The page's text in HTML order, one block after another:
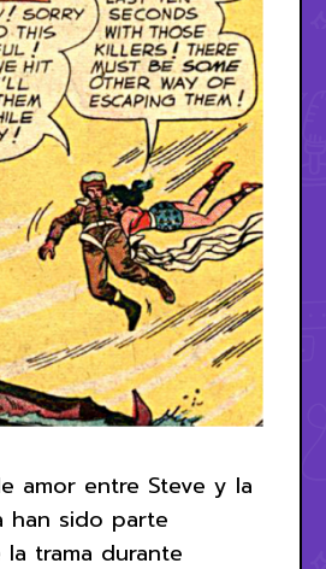
amor entre Steve y la
han sido parte
trama durante